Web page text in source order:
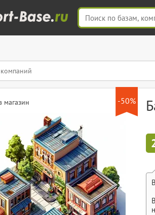
-50%
магазин